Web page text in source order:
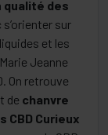
de préserver
ce que l’on
des noms
Alors relaxez-
qualité des
sur
et les
Jeanne
On retrouve
de chanvre
CBD Curieux